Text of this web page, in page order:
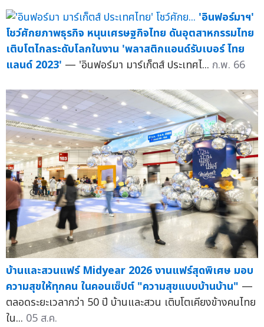
'อินฟอร์มาฯ'
โชว์ศักยภาพธุรกิจ หนุนเศรษฐกิจไทย ดันอุตสาหกรรมไทย
เติบโตไกลระดับโลกในงาน 'พลาสติกแอนด์รับเบอร์ ไทย
แลนด์ 2023' — 'อินฟอร์มา มาร์เก็ตส์ ประเทศไ... ก.พ. 66
บ้านและสวนแฟร์ Midyear 2026 งานแฟร์สุดพิเศษ มอบ
ความสุขให้ทุกคน ในคอนเซ็ปต์ "ความสุขแบบบ้านบ้าน" —
ตลอดระยะเวลากว่า 50 ปี บ้านและสวน เติบโตเคียงข้างคนไทย
ใน... 05 ส.ค.